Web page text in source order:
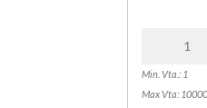
Min. Vta.: 1
Max Vta: